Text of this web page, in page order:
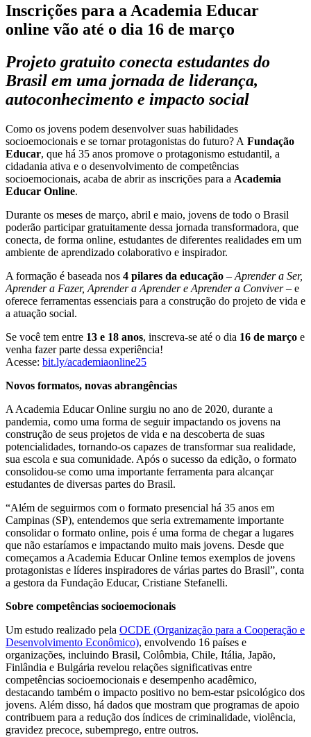
Inscrições para a Academia Educar
online vão até o dia 16 de março
Projeto gratuito conecta estudantes do
Brasil em uma jornada de liderança,
autoconhecimento e impacto social
Como os jovens podem desenvolver suas habilidades
socioemocionais e se tornar protagonistas do futuro? A Fundação
Educar, que há 35 anos promove o protagonismo estudantil, a
cidadania ativa e o desenvolvimento de competências
socioemocionais, acaba de abrir as inscrições para a Academia
Educar Online.
Durante os meses de março, abril e maio, jovens de todo o Brasil
poderão participar gratuitamente dessa jornada transformadora, que
conecta, de forma online, estudantes de diferentes realidades em um
ambiente de aprendizado colaborativo e inspirador.
A formação é baseada nos 4 pilares da educação – Aprender a Ser,
Aprender a Fazer, Aprender a Aprender e Aprender a Conviver– e
oferece ferramentas essenciais para a construção do projeto de vida e
a atuação social.
Se você tem entre 13 e 18 anos, inscreva-se até o dia 16 de março e
venha fazer parte dessa experiência!
Acesse: bit.ly/academiaonline25
Novos formatos, novas abrangências
A Academia Educar Online surgiu no ano de 2020, durante a
pandemia, como uma forma de seguir impactando os jovens na
construção de seus projetos de vida e na descoberta de suas
potencialidades, tornando-os capazes de transformar sua realidade,
sua escola e sua comunidade. Após o sucesso da edição, o formato
consolidou-se como uma importante ferramenta para alcançar
estudantes de diversas partes do Brasil.
“Além de seguirmos com o formato presencial há 35 anos em
Campinas (SP), entendemos que seria extremamente importante
consolidar o formato online, pois é uma forma de chegar a lugares
que não estaríamos e impactando muito mais jovens. Desde que
começamos a Academia Educar Online temos exemplos de jovens
protagonistas e líderes inspiradores de várias partes do Brasil”, conta
a gestora da Fundação Educar, Cristiane Stefanelli.
Sobre competências socioemocionais
Um estudo realizado pela OCDE (Organização para a Cooperação e
Desenvolvimento Econômico), envolvendo 16 países e
organizações, incluindo Brasil, Colômbia, Chile, Itália, Japão,
Finlândia e Bulgária revelou relações significativas entre
competências socioemocionais e desempenho acadêmico,
destacando também o impacto positivo no bem-estar psicológico dos
jovens. Além disso, há dados que mostram que programas de apoio
contribuem para a redução dos índices de criminalidade, violência,
gravidez precoce, subemprego, entre outros.